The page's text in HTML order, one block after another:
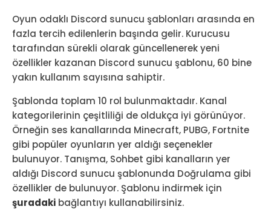
Oyun odaklı Discord sunucu şablonları arasında en
fazla tercih edilenlerin başında gelir. Kurucusu
tarafından sürekli olarak güncellenerek yeni
özellikler kazanan Discord sunucu şablonu, 60 bine
yakın kullanım sayısına sahiptir.
Şablonda toplam 10 rol bulunmaktadır. Kanal
kategorilerinin çeşitliliği de oldukça iyi görünüyor.
Örneğin ses kanallarında Minecraft, PUBG, Fortnite
gibi popüler oyunların yer aldığı seçenekler
bulunuyor. Tanışma, Sohbet gibi kanalların yer
aldığı Discord sunucu şablonunda Doğrulama gibi
özellikler de bulunuyor. Şablonu indirmek için
şuradaki bağlantıyı kullanabilirsiniz.